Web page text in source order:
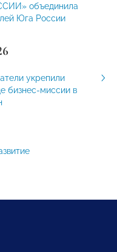
объединила
Юга России
укрепили
бизнес-миссии в